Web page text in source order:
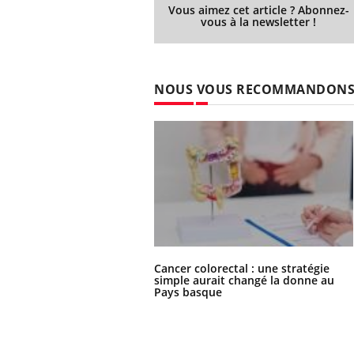
Vous aimez cet article ? Abonnez-
vous à la newsletter !
NOUS VOUS RECOMMANDONS
Cancer colorectal : une stratégie
simple aurait changé la donne au
Pays basque
Fatigue, irritabilité, brouillard mental ou
carence en fer sont multiples ce qui la rend
En